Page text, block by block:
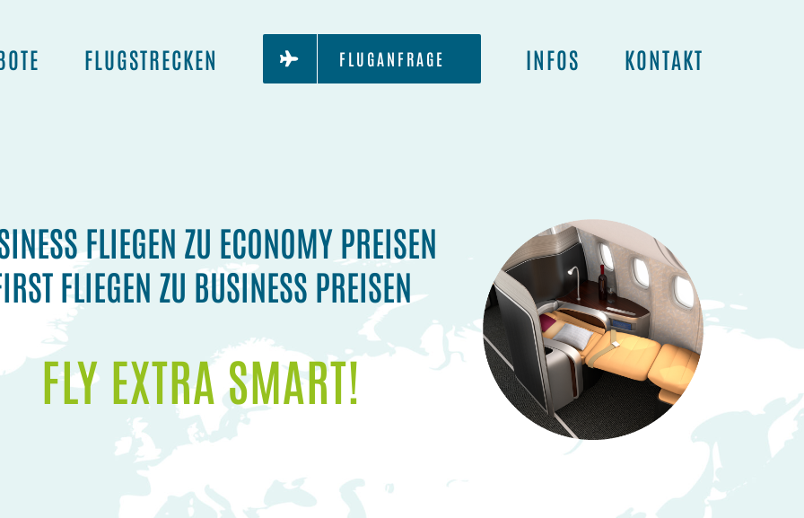
FLUGSTRECKEN FLUGANFRAGE INFOS KONTAKT
FLIEGEN ZU ECONOMY PREISEN
FLIEGEN ZU BUSINESS PREISEN
FLY EXTRA SMART!